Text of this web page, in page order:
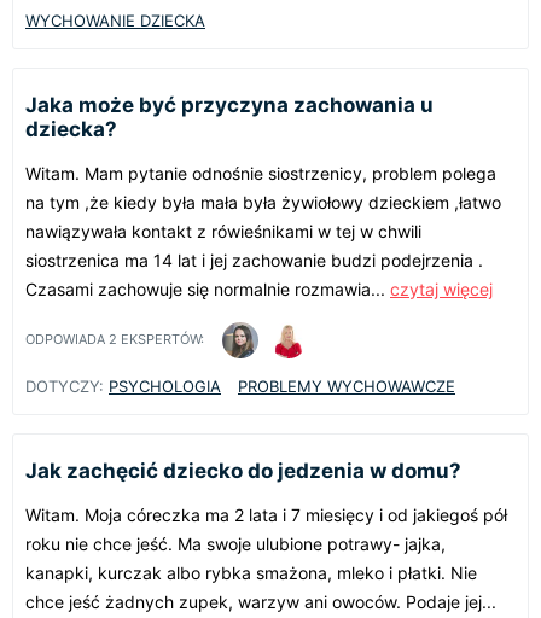
WYCHOWANIE DZIECKA
Jaka może być przyczyna zachowania u
dziecka?
Witam. Mam pytanie odnośnie siostrzenicy, problem polega
na tym ,że kiedy była mała była żywiołowy dzieckiem ,łatwo
nawiązywała kontakt z rówieśnikami w tej w chwili
siostrzenica ma 14 lat i jej zachowanie budzi podejrzenia .
Czasami zachowuje się normalnie rozmawia... czytaj więcej
ODPOWIADA 2 EKSPERTÓW:
DOTYCZY: PSYCHOLOGIA PROBLEMY WYCHOWAWCZE
Jak zachęcić dziecko do jedzenia w domu?
Witam. Moja córeczka ma 2 lata i 7 miesięcy i od jakiegoś pół
roku nie chce jeść. Ma swoje ulubione potrawy- jajka,
kanapki, kurczak albo rybka smażona, mleko i płatki. Nie
chce jeść żadnych zupek, warzyw ani owoców. Podaje jej...